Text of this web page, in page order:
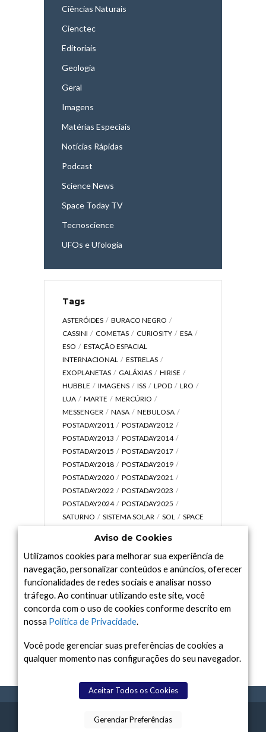
Ciências Naturais
Cienctec
Editoriais
Geologia
Geral
Imagens
Matérias Especiais
Notícias Rápidas
Podcast
Science News
Space Today TV
Tecnoscience
UFOs e Ufologia
Tags
ASTERÓIDES
BURACO NEGRO
CASSINI
COMETAS CURIOSITY
ESA
ESO
ESTAÇÃO ESPACIAL
INTERNACIONAL
ESTRELAS
EXOPLANETAS
GALÁXIAS
HIRISE
HUBBLE
IMAGENS ISS LPOD
LRO
LUA
MARTE
MERCÚRIO
MESSENGER
NASA
NEBULOSA
POSTADAY2011
POSTADAY2012
POSTADAY2013
POSTADAY2014
POSTADAY2015
POSTADAY2017
POSTADAY2018
POSTADAY2019
POSTADAY2020
POSTADAY2021
POSTADAY2022
POSTADAY2023
POSTADAY2024
POSTADAY2025
SATURNO
SISTEMA SOLAR SOL
SPACE
UNIVERSO
VÍDEO
Arquivo
Arquivo
TERMOS CONTATO SPACE TODAY
Aviso de Cookies
Utilizamos cookies para melhorar sua experiência de
navegação, personalizar conteúdos e anúncios, oferecer
funcionalidades de redes sociais e analisar nosso
tráfego. Ao continuar utilizando este site, você
concorda com o uso de cookies conforme descrito em
nossa Política de Privacidade.
Você pode gerenciar suas preferências de cookies a
qualquer momento nas configurações do seu navegador.
Aceitar Todos os Cookies
Gerenciar Preferências